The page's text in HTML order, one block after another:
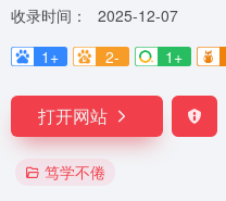
收录时间：
2025-12-07
1+
2- 1+
打开网站
笃学不倦